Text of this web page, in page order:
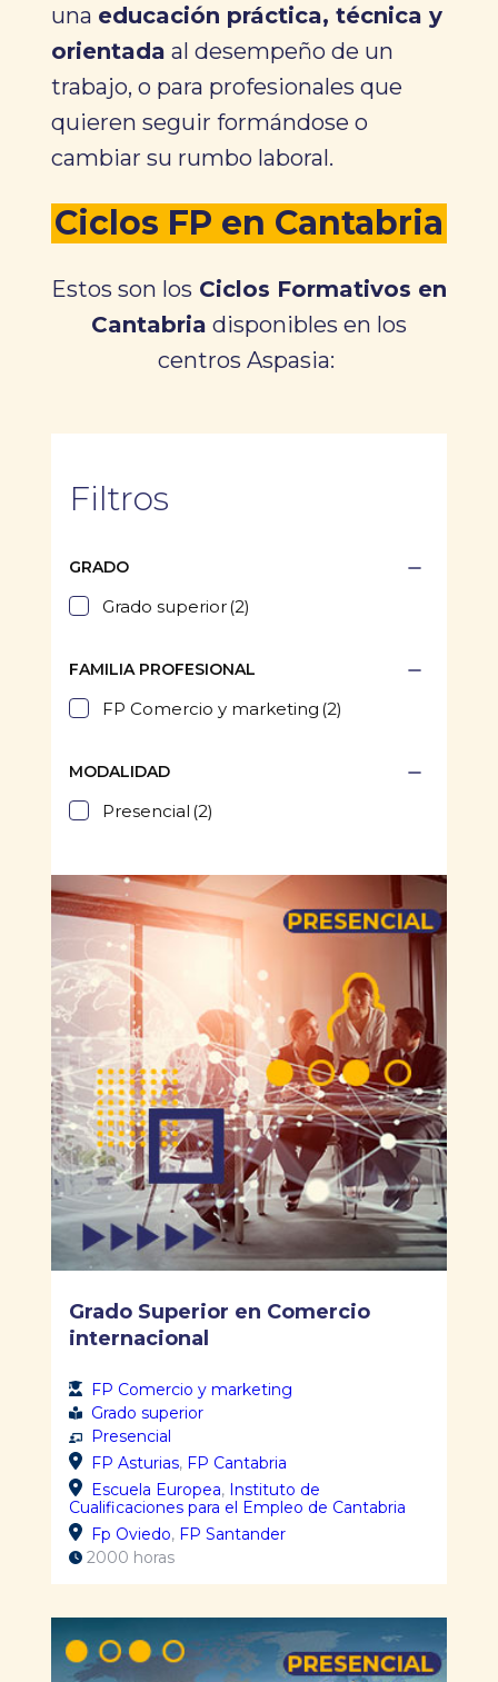
una educación práctica, técnica y
orientada al desempeño de un
trabajo, o para profesionales que
quieren seguir formándose o
cambiar su rumbo laboral.
Ciclos FP en Cantabria
Estos son los Ciclos Formativos en
Cantabria disponibles en los
centros Aspasia:
Filtros
GRADO
Grado superior(2)
FAMILIA PROFESIONAL
FP Comercio y marketing (2)
MODALIDAD
Presencial (2)
Grado Superior en Comercio
internacional
FP Comercio y marketing
Grado superior
Presencial
FP Asturias, FP Cantabria
Escuela Europea, Instituto de
Cualificaciones para el Empleo de Cantabria
Fp Oviedo, FP Santander
2000 horas